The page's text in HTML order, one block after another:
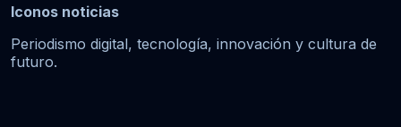
Iconos noticias
Periodismo digital, tecnología, innovación y cultura de
futuro.